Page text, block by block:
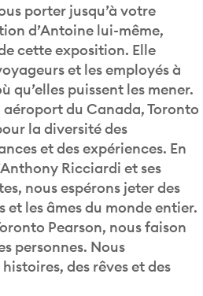
porter jusqu’à votre
d’Antoine lui-même,
cette exposition. Elle
et les employés à
qu’elles puissent les mener.
du Canada, Toronto
la diversité des
et des expériences. En
Ricciardi et ses
nous espérons jeter des
et les âmes du monde entier.
Pearson, nous faison
personnes. Nous
des rêves et des